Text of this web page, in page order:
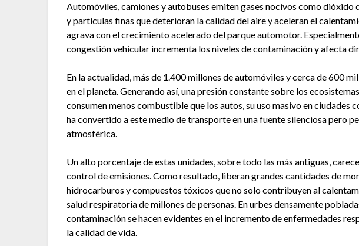
Automóviles, camiones y autobuses emiten gases nocivos como
y partículas finas que deterioran la calidad del aire y aceleran el
agrava con el crecimiento acelerado del parque automotor.
congestión vehicular incrementa los niveles de contaminación y afecta
En la actualidad, más de 1.400 millones de automóviles y cerca de 600
en el planeta. Generando así, una presión constante sobre los
consumen menos combustible que los autos, su uso masivo en ciudades
ha convertido a este medio de transporte en una fuente silenciosa pero
atmosférica.
Un alto porcentaje de estas unidades, sobre todo las más antiguas,
control de emisiones. Como resultado, liberan grandes cantidades de
hidrocarburos y compuestos tóxicos que no solo contribuyen al
salud respiratoria de millones de personas. En urbes densamente
contaminación se hacen evidentes en el incremento de enfermedades
la calidad de vida.